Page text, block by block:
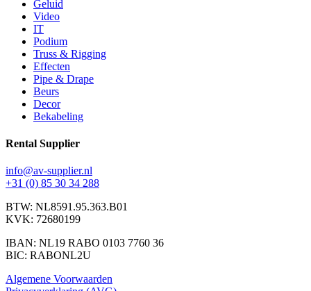
Geluid
Video
IT
Podium
Truss & Rigging
Effecten
Pipe & Drape
Beurs
Decor
Bekabeling
Rental Supplier
info@av-supplier.nl
+31 (0) 85 30 34 288
BTW: NL8591.95.363.B01
KVK: 72680199
IBAN: NL19 RABO 0103 7760 36
BIC: RABONL2U
Algemene Voorwaarden